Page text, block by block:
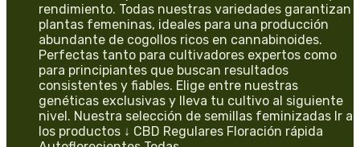
rendimiento. Todas nuestras variedades garantizan
plantas femeninas, ideales para una producción
abundante de cogollos ricos en cannabinoides.
Perfectas tanto para cultivadores expertos como
para principiantes que buscan resultados
consistentes y fiables. Elige entre nuestras
genéticas exclusivas y lleva tu cultivo al siguiente
nivel. Nuestra selección de semillas feminizadas Ir a
los productos ↓ CBD Regulares Floración rápida